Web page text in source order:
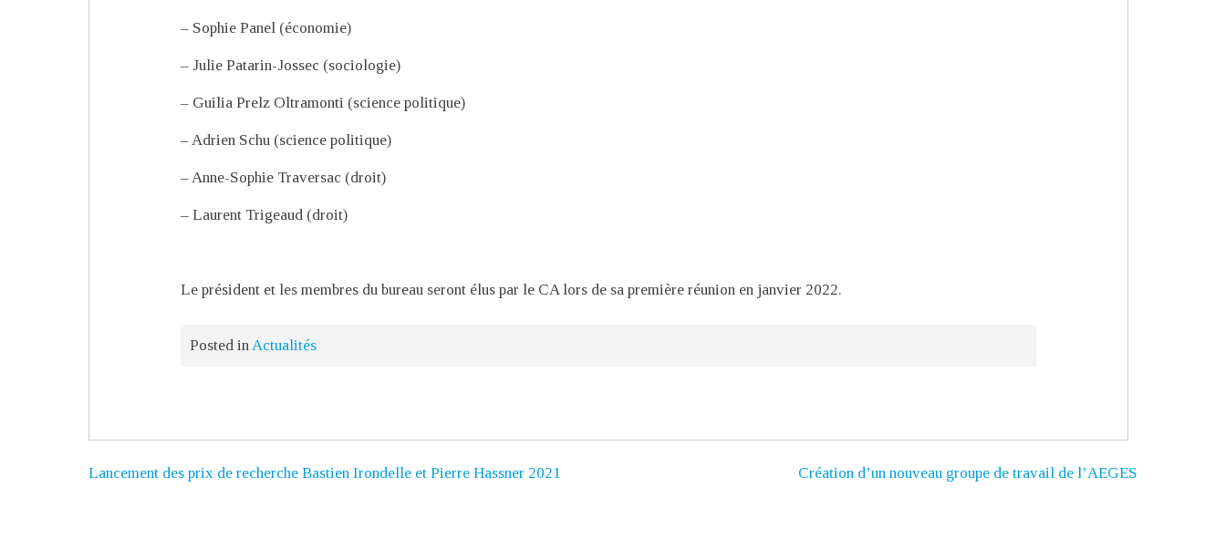
– Sophie Panel (économie)
– Julie Patarin-Jossec (sociologie)
– Guilia Prelz Oltramonti (science politique)
– Adrien Schu (science politique)
– Anne-Sophie Traversac (droit)
– Laurent Trigeaud (droit)
Le président et les membres du bureau seront élus par le CA lors de sa première réunion en janvier 2022.
Posted inActualités
Lancement des prix de recherche Bastien Irondelle et Pierre Hassner 2021 Création d’un nouveau groupe de travail de l’AEGES